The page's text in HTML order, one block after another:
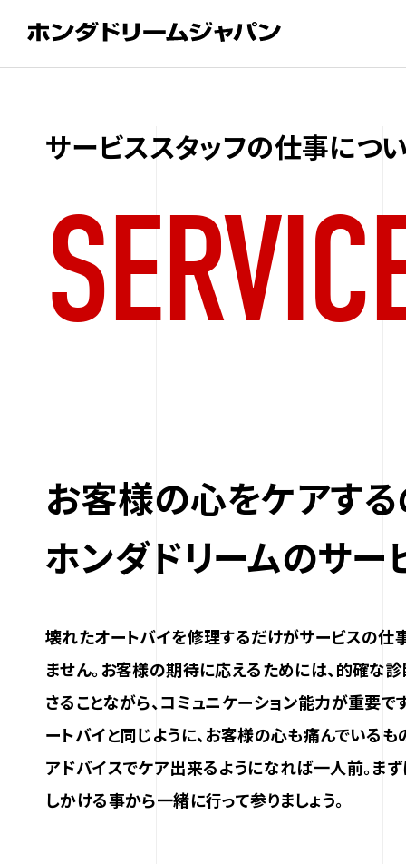
サービススタッフの仕事につ
お客様の心をケアす
ホンダドリームのサー
壊れたオートバイを修理するだけがサービスの仕
ません。お客様の期待に応えるためには、的確な診
さることながら、コミュニケーション能力が重要で
ートバイと同じように、お客様の心も痛んでいるも
アドバイスでケア出来るようになれば一人前。ま
しかける事から一緒に行って参りましょう。